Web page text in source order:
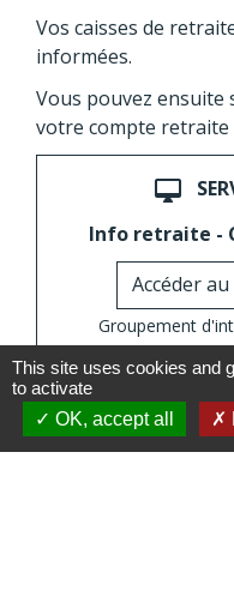
Vos caisses de
informées.
Vous pouvez
votre compte retraite
desktop_mac
Info retraite -
Accéder
Groupement
Textes de
This site uses cookies and
to activate
OK, accept all